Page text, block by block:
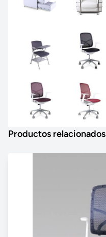
Productos relacionados